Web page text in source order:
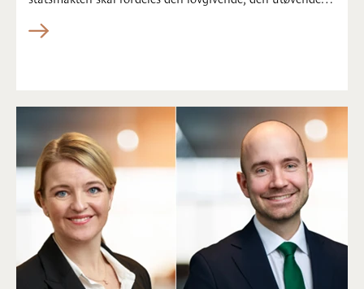
utøve kontroll over hverandre. I Agder har